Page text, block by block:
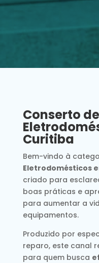
Conserto de
Curitiba
Bem-vindo à
Eletrodomésticos
criado para
boas práticas e
para aumentar a
equipamentos.
Produzido por
reparo, este canal
para quem busca